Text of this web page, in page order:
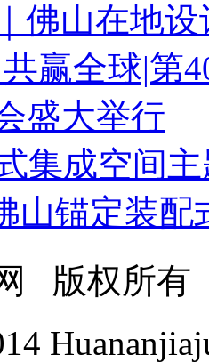
佛山在地
赢全球|第
盛大举行
集成空间
山锚定装
版权所